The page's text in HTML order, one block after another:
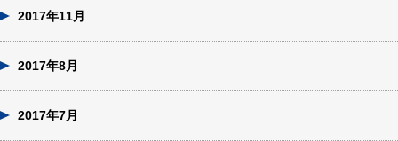
2017年11月
2017年8月
2017年7月